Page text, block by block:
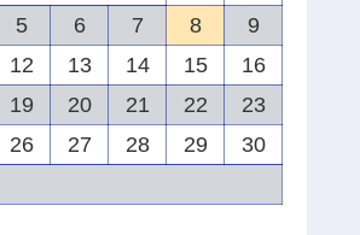
5 6 7 8
9
12 13 14 15
16
19 20 21 22
23
26 27 28 29
30